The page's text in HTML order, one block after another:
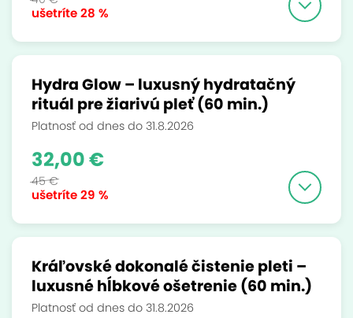
ušetríte28 %
Hydra Glow – luxusný hydratačný
rituál pre žiarivú pleť (60 min.)
Platnosť od dnes do 31.8.2026
ušetríte29 %
32,00 €
45 €
Kráľovské dokonalé čistenie pleti –
luxusné hĺbkové ošetrenie (60 min.)
Platnosť od dnes do 31.8.2026